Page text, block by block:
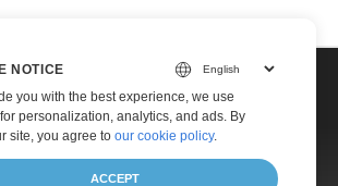
NOTICE
you with the best experience, we use
personalization, analytics, and ads. By
site, you agree to our cookie policy.
ACCEPT